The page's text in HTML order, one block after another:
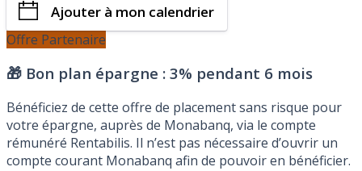
Ajouter à mon calendrier
Offre Partenaire
🎁 Bon plan épargne : 3% pendant 6 mois
Bénéficiez de cette offre de placement sans risque pour
votre épargne, auprès de Monabanq, via le compte
rémunéré Rentabilis. Il n’est pas nécessaire d’ouvrir un
compte courant Monabanq afin de pouvoir en bénéficier.